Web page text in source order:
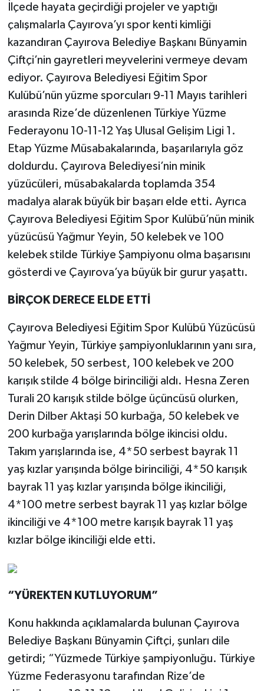
İlçede hayata geçirdiği projeler ve yaptığı
çalışmalarla Çayırova’yı spor kenti kimliği
kazandıran Çayırova Belediye Başkanı Bünyamin
Çiftçi’nin gayretleri meyvelerini vermeye devam
ediyor. Çayırova Belediyesi Eğitim Spor
Kulübü’nün yüzme sporcuları 9-11 Mayıs tarihleri
arasında Rize’de düzenlenen Türkiye Yüzme
Federayonu 10-11-12 Yaş Ulusal Gelişim Ligi 1.
Etap Yüzme Müsabakalarında, başarılarıyla göz
doldurdu. Çayırova Belediyesi’nin minik
yüzücüleri, müsabakalarda toplamda 354
madalya alarak büyük bir başarı elde etti. Ayrıca
Çayırova Belediyesi Eğitim Spor Kulübü’nün minik
yüzücüsü Yağmur Yeyin, 50 kelebek ve 100
kelebek stilde Türkiye Şampiyonu olma başarısını
gösterdi ve Çayırova’ya büyük bir gurur yaşattı.
BİRÇOK DERECE ELDE ETTİ
Çayırova Belediyesi Eğitim Spor Kulübü Yüzücüsü
Yağmur Yeyin, Türkiye şampiyonluklarının yanı sıra,
50 kelebek, 50 serbest, 100 kelebek ve 200
karışık stilde 4 bölge birinciliği aldı. Hesna Zeren
Turali 20 karışık stilde bölge üçüncüsü olurken,
Derin Dilber Aktaşi 50 kurbağa, 50 kelebek ve
200 kurbağa yarışlarında bölge ikincisi oldu.
Takım yarışlarında ise, 4*50 serbest bayrak 11
yaş kızlar yarışında bölge birinciliği, 4*50 karışık
bayrak 11 yaş kızlar yarışında bölge ikinciliği,
4*100 metre serbest bayrak 11 yaş kızlar bölge
ikinciliği ve 4*100 metre karışık bayrak 11 yaş
kızlar bölge ikinciliği elde etti.
“YÜREKTEN KUTLUYORUM”
Konu hakkında açıklamalarda bulunan Çayırova
Belediye Başkanı Bünyamin Çiftçi, şunları dile
getirdi; “Yüzmede Türkiye şampiyonluğu. Türkiye
Yüzme Federasyonu tarafından Rize’de